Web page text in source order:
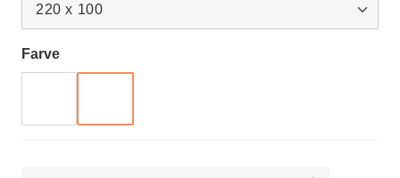
220 x 100
Vælg
Farve